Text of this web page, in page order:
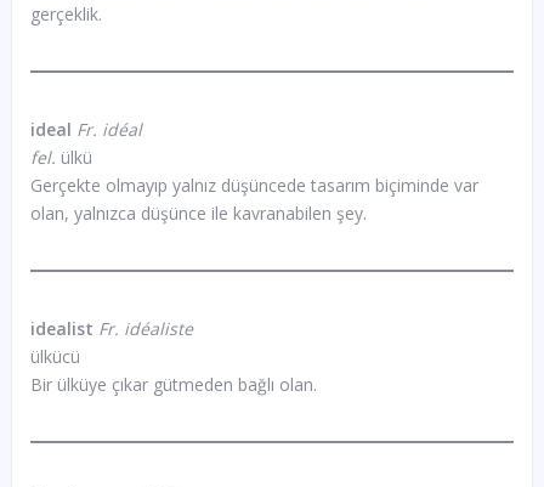
gerçeklik.
ideal Fr. idéal
fel. ülkü
Gerçekte olmayıp yalnız düşüncede tasarım biçiminde var
olan, yalnızca düşünce ile kavranabilen şey.
idealist Fr. idéaliste
ülkücü
Bir ülküye çıkar gütmeden bağlı olan.